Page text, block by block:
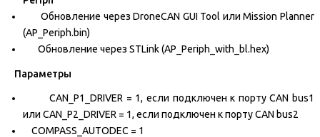
Обновление через DroneCAN GUI Tool или Mission Planner
(AP_Periph.bin)
Обновление через STLink (AP_Periph_with_bl.hex)
Параметры
CAN_P1_DRIVER = 1, если подключен к порту CAN bus1
или CAN_P2_DRIVER = 1, если подключен к порту CAN bus2
COMPASS_AUTODEC = 1